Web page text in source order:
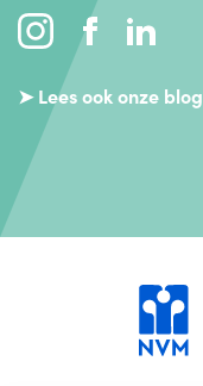
➤ Lees ook onze blog